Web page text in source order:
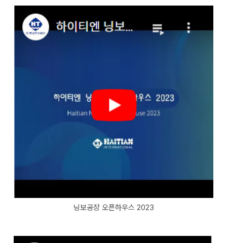
닝보공장 오픈하우스 2023